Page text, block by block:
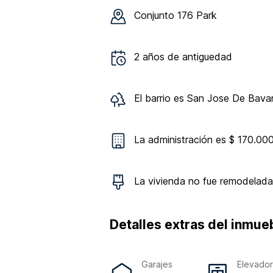
Conjunto 176 Park
2 años de antiguedad
El barrio es San Jose De
La administración es $ 170.000
La vivienda no fue remodelada
Detalles extras del
Garajes